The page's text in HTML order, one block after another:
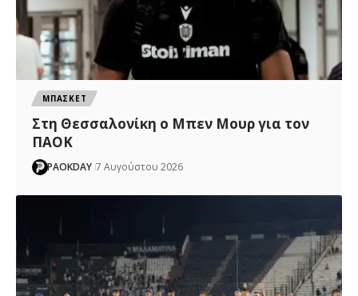
ΜΠΑΣΚΕΤ
Στη Θεσσαλονίκη ο Μπεν Μουρ για τον
ΠΑΟΚ
PAOKDAY 7 Αυγούστου 2026